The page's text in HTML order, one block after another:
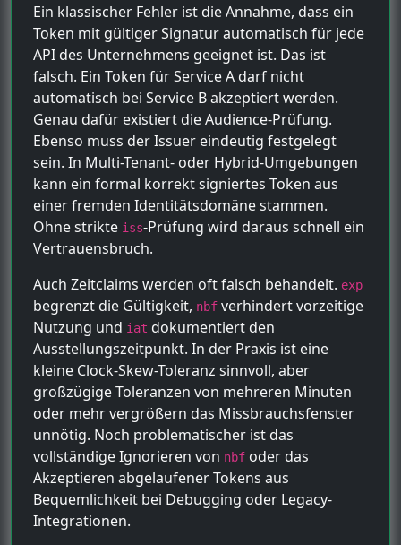
Ein klassischer Fehler ist die Annahme, dass ein
Token mit gültiger Signatur automatisch für jede
API des Unternehmens geeignet ist. Das ist
falsch. Ein Token für Service A darf nicht
automatisch bei Service B akzeptiert werden.
Genau dafür existiert die Audience-Prüfung.
Ebenso muss der Issuer eindeutig festgelegt
sein. In Multi-Tenant- oder Hybrid-Umgebungen
kann ein formal korrekt signiertes Token aus
einer fremden Identitätsdomäne stammen.
Ohne strikte iss-Prüfung wird daraus schnell ein
Vertrauensbruch.
Auch Zeitclaims werden oft falsch behandelt. exp
begrenzt die Gültigkeit, nbf verhindert vorzeitige
Nutzung und iat dokumentiert den
Ausstellungszeitpunkt. In der Praxis ist eine
kleine Clock-Skew-Toleranz sinnvoll, aber
großzügige Toleranzen von mehreren Minuten
oder mehr vergrößern das Missbrauchsfenster
unnötig. Noch problematischer ist das
vollständige Ignorieren von nbf oder das
Akzeptieren abgelaufener Tokens aus
Bequemlichkeit bei Debugging oder Legacy-
Integrationen.